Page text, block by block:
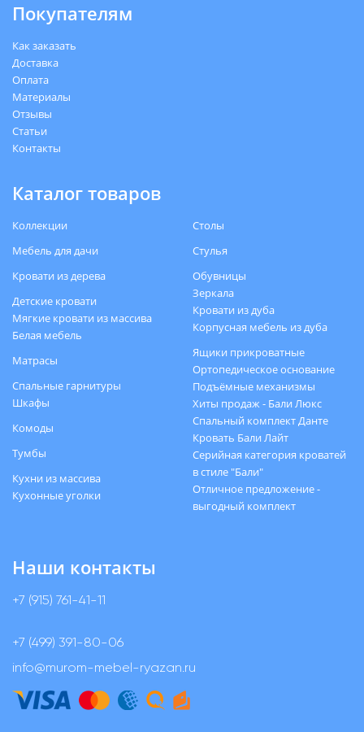
Покупателям
Как заказать
Доставка
Оплата
Материалы
Отзывы
Статьи
Контакты
Каталог товаров
Коллекции
Мебель для дачи
Кровати из дерева
Детские кровати
Мягкие кровати из массива
Белая мебель
Матрасы
Спальные гарнитуры
Шкафы
Комоды
Тумбы
Кухни из массива
Кухонные уголки
Столы
Стулья
Обувницы
Зеркала
Кровати из дуба
Корпусная мебель из дуба
Ящики прикроватные
Ортопедическое основание
Подъёмные механизмы
Хиты продаж - Бали Люкс
Спальный комплект Данте
Кровать Бали Лайт
Серийная категория кроватей
в стиле "Бали"
Отличное предложение -
выгодный комплект
Наши контакты
+7 (915) 761-41-11
+7 (499) 391-80-06
info@murom-mebel-ryazan.ru